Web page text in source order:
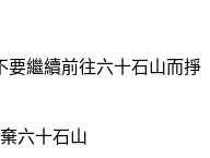
要繼續前往六十石山而掙
六十石山